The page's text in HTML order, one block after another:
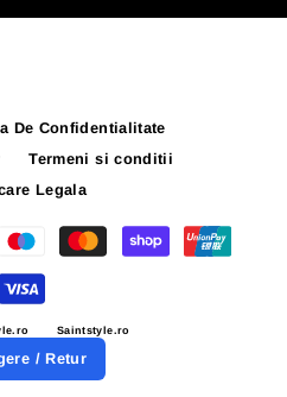
De Confidentialitate
Termeni si conditii
Legala
Saintstyle.ro
/ Retur